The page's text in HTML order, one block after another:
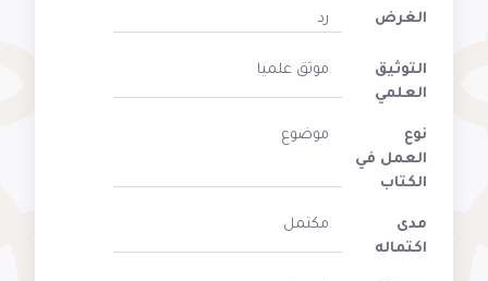
الغرض رد
التوثيق
العلمي
موثق علميا
نوع
العمل في
الكتاب
موضوع
مدى
اكتماله
مكتمل